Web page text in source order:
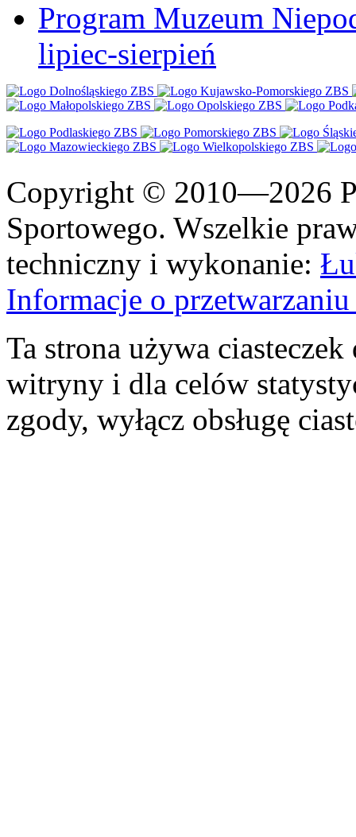
Program Muzeum
lipiec-sierpień
Copyright © 2010—2026
Sportowego. Wszelkie
techniczny i wykonanie:
Informacje o
Ta strona używa
witryny i dla celów
zgody, wyłącz obsługę